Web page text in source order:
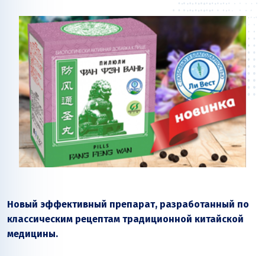
Новый эффективный препарат, разработанный по
классическим рецептам традиционной китайской
медицины.